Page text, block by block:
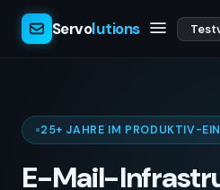
Servolutions
25+ JAHRE IM PRODUKTIV-
E-Mail-